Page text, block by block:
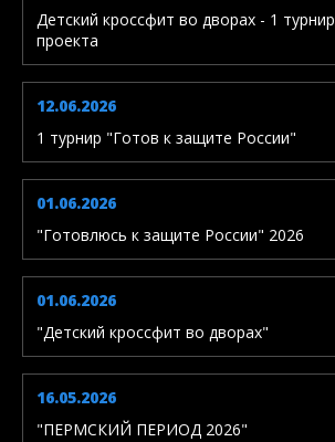
Детский кроссфит во дворах - 1 турнир
проекта
12.06.2026
1 турнир "Готов к защите России"
01.06.2026
"Готовлюсь к защите России" 2026
01.06.2026
"Детский кроссфит во дворах"
16.05.2026
"ПЕРМСКИЙ ПЕРИОД 2026"